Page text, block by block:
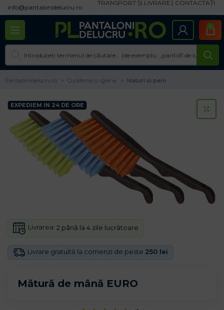
info@pantalonidelucru.ro
TRANSPORT ȘI LIVRARE CONTACTAȚI
0
Pantalonidelucru.ro Curatenie si igiena Maturi si perii
EXPEDIEM IN 24 DE ORE
Mătură de mână EURO
Livrare gratuită la comenzi de peste 250 lei
Livrarea: 2 până la 4 zile lucrătoare